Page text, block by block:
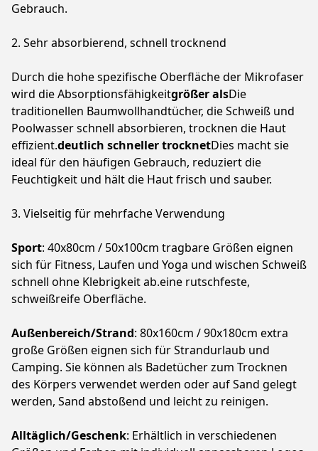
Gebrauch.
2. Sehr absorbierend, schnell trocknend
Durch die hohe spezifische Oberfläche der Mikrofaser
wird die Absorptionsfähigkeitgrößer alsDie
traditionellen Baumwollhandtücher, die Schweiß und
Poolwasser schnell absorbieren, trocknen die Haut
effizient.deutlich schneller trocknetDies macht sie
ideal für den häufigen Gebrauch, reduziert die
Feuchtigkeit und hält die Haut frisch und sauber.
3. Vielseitig für mehrfache Verwendung
Sport: 40x80cm / 50x100cm tragbare Größen eignen
sich für Fitness, Laufen und Yoga und wischen Schweiß
schnell ohne Klebrigkeit ab.eine rutschfeste,
schweißreife Oberfläche.
Außenbereich/Strand: 80x160cm / 90x180cm extra
große Größen eignen sich für Strandurlaub und
Camping. Sie können als Badetücher zum Trocknen
des Körpers verwendet werden oder auf Sand gelegt
werden, Sand abstoßend und leicht zu reinigen.
Alltäglich/Geschenk: Erhältlich in verschiedenen